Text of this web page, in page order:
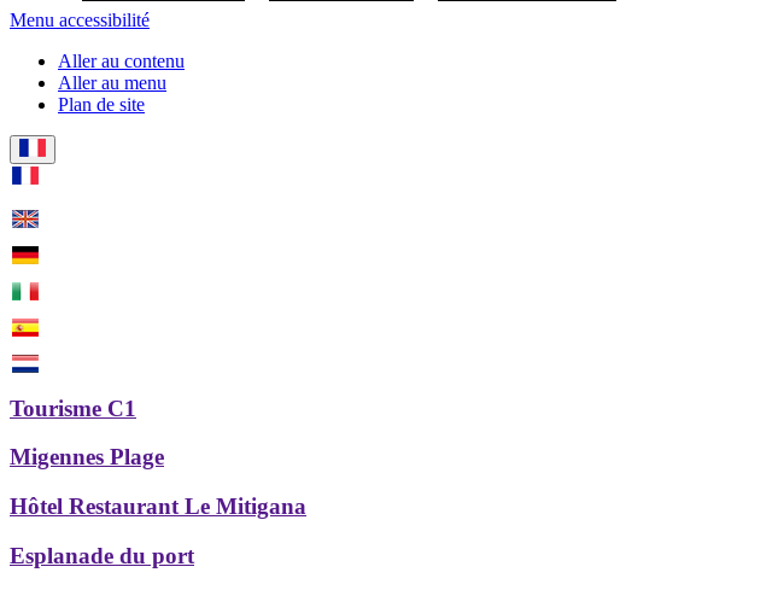
Menu accessibilité
Aller au contenu
Aller au menu
Plan de site
Tourisme C1
Migennes Plage
Hôtel Restaurant Le Mitigana
Esplanade du port